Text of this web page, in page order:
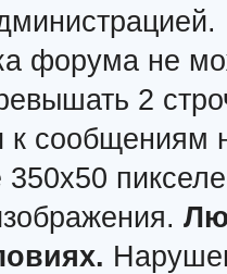
форума не
2
к